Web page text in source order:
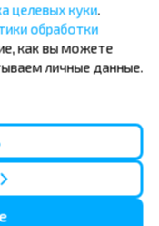
работала !
целевых куки.
обработки
как вы можете
личные данные.